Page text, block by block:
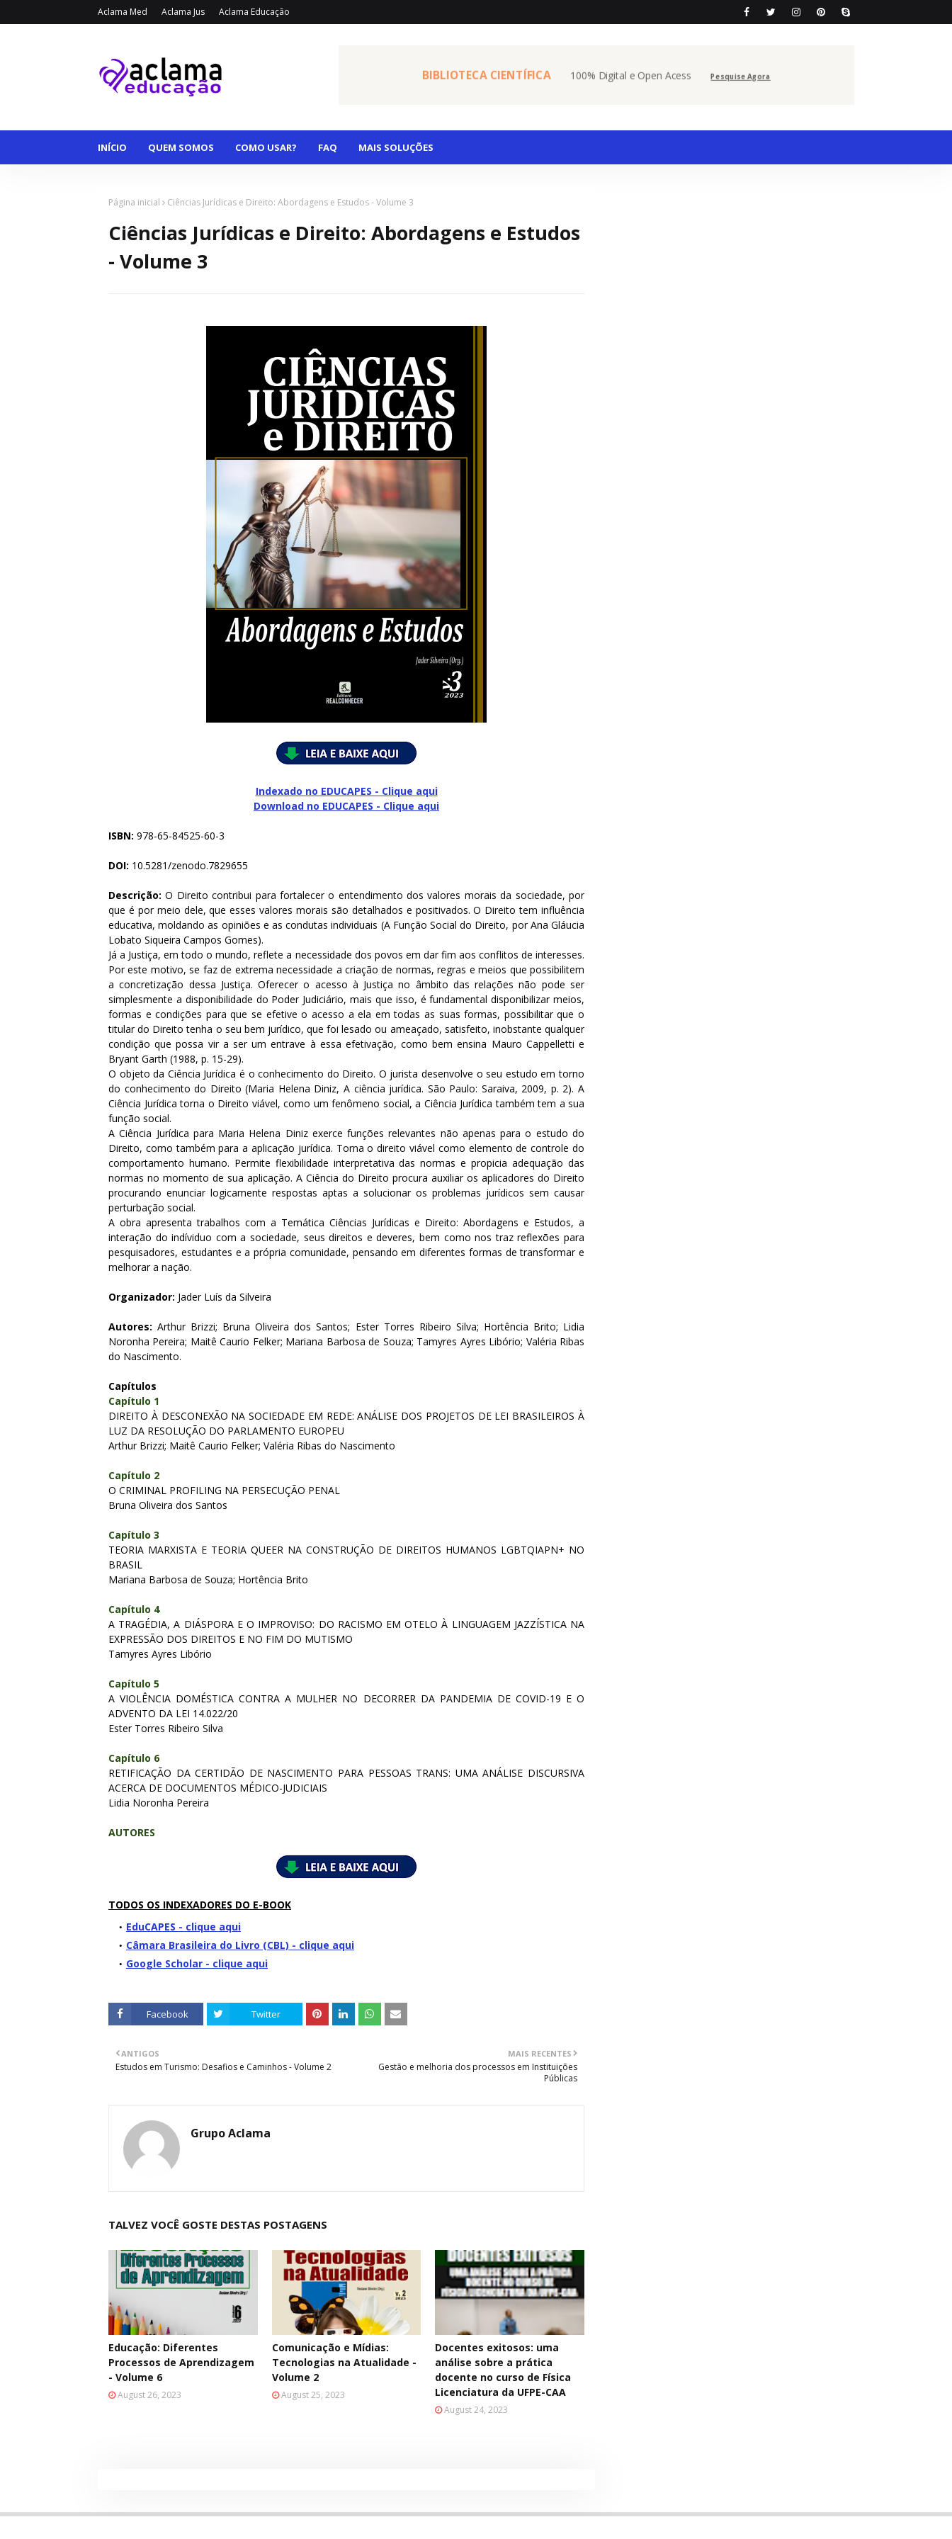
Aclama Med Aclama Jus Aclama Educação
BIBLIOTECA CIENTÍFICA 100% Digital e Open Acess Pesquise Agora
INÍCIO QUEM SOMOS COMO USAR? FAQ MAIS SOLUÇÕES
Página inicial Ciências Jurídicas e Direito: Abordagens e Estudos - Volume 3
Ciências Jurídicas e Direito: Abordagens e Estudos
- Volume 3
Indexado no EDUCAPES - Clique aqui
Download no EDUCAPES - Clique aqui
ISBN: 978-65-84525-60-3
DOI: 10.5281/zenodo.7829655
Descrição: O Direito contribui para fortalecer o entendimento dos valores morais da sociedade, por
que é por meio dele, que esses valores morais são detalhados e positivados. O Direito tem influência
educativa, moldando as opiniões e as condutas individuais (A Função Social do Direito, por Ana Gláucia
Lobato Siqueira Campos Gomes).
Já a Justiça, em todo o mundo, reflete a necessidade dos povos em dar fim aos conflitos de interesses.
Por este motivo, se faz de extrema necessidade a criação de normas, regras e meios que possibilitem
a concretização dessa Justiça. Oferecer o acesso à Justiça no âmbito das relações não pode ser
simplesmente a disponibilidade do Poder Judiciário, mais que isso, é fundamental disponibilizar meios,
formas e condições para que se efetive o acesso a ela em todas as suas formas, possibilitar que o
titular do Direito tenha o seu bem jurídico, que foi lesado ou ameaçado, satisfeito, inobstante qualquer
condição que possa vir a ser um entrave à essa efetivação, como bem ensina Mauro Cappelletti e
Bryant Garth (1988, p. 15-29).
O objeto da Ciência Jurídica é o conhecimento do Direito. O jurista desenvolve o seu estudo em torno
do conhecimento do Direito (Maria Helena Diniz, A ciência jurídica. São Paulo: Saraiva, 2009, p. 2). A
Ciência Jurídica torna o Direito viável, como um fenômeno social, a Ciência Jurídica também tem a sua
função social.
A Ciência Jurídica para Maria Helena Diniz exerce funções relevantes não apenas para o estudo do
Direito, como também para a aplicação jurídica. Torna o direito viável como elemento de controle do
comportamento humano. Permite flexibilidade interpretativa das normas e propicia adequação das
normas no momento de sua aplicação. A Ciência do Direito procura auxiliar os aplicadores do Direito
procurando enunciar logicamente respostas aptas a solucionar os problemas jurídicos sem causar
perturbação social.
A obra apresenta trabalhos com a Temática Ciências Jurídicas e Direito: Abordagens e Estudos, a
interação do indíviduo com a sociedade, seus direitos e deveres, bem como nos traz reflexões para
pesquisadores, estudantes e a própria comunidade, pensando em diferentes formas de transformar e
melhorar a nação.
Organizador: Jader Luís da Silveira
Autores: Arthur Brizzi; Bruna Oliveira dos Santos; Ester Torres Ribeiro Silva; Hortência Brito; Lidia
Noronha Pereira; Maitê Caurio Felker; Mariana Barbosa de Souza; Tamyres Ayres Libório; Valéria Ribas
do Nascimento.
Capítulos
Capítulo 1
DIREITO À DESCONEXÃO NA SOCIEDADE EM REDE: ANÁLISE DOS PROJETOS DE LEI BRASILEIROS À
LUZ DA RESOLUÇÃO DO PARLAMENTO EUROPEU
Arthur Brizzi; Maitê Caurio Felker; Valéria Ribas do Nascimento
Capítulo 2
O CRIMINAL PROFILING NA PERSECUÇÃO PENAL
Bruna Oliveira dos Santos
Capítulo 3
TEORIA MARXISTA E TEORIA QUEER NA CONSTRUÇÃO DE DIREITOS HUMANOS LGBTQIAPN+ NO
BRASIL
Mariana Barbosa de Souza; Hortência Brito
Capítulo 4
A TRAGÉDIA, A DIÁSPORA E O IMPROVISO: DO RACISMO EM OTELO À LINGUAGEM JAZZÍSTICA NA
EXPRESSÃO DOS DIREITOS E NO FIM DO MUTISMO
Tamyres Ayres Libório
Capítulo 5
A VIOLÊNCIA DOMÉSTICA CONTRA A MULHER NO DECORRER DA PANDEMIA DE COVID-19 E O
ADVENTO DA LEI 14.022/20
Ester Torres Ribeiro Silva
Capítulo 6
RETIFICAÇÃO DA CERTIDÃO DE NASCIMENTO PARA PESSOAS TRANS: UMA ANÁLISE DISCURSIVA
ACERCA DE DOCUMENTOS MÉDICO-JUDICIAIS
Lidia Noronha Pereira
AUTORES
TODOS OS INDEXADORES DO E-BOOK
EduCAPES - clique aqui
Câmara Brasileira do Livro (CBL) - clique aqui
Google Scholar - clique aqui
Facebook Twitter
MAIS RECENTES
Gestão e melhoria dos processos em Instituições
Públicas
ANTIGOS
Estudos em Turismo: Desafios e Caminhos - Volume 2
Grupo Aclama
TALVEZ VOCÊ GOSTE DESTAS POSTAGENS
Educação: Diferentes
Processos de Aprendizagem
- Volume 6
August 26, 2023
Comunicação e Mídias:
Tecnologias na Atualidade -
Volume 2
August 25, 2023
Docentes exitosos: uma
análise sobre a prática
docente no curso de Física
Licenciatura da UFPE-CAA
August 24, 2023